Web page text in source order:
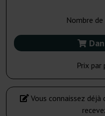
Nombre
Prix par
Vous connaissez